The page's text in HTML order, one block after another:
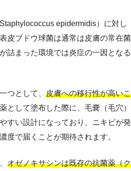
epidermidis）に対し
皮ブドウ球菌は通常は皮膚の常在菌
詰まった環境では炎症の一因となる
つとして、 皮膚への移行性が高いこ
として塗布した際に、毛嚢（毛穴）
すい設計になっており、ニキビが発
度で届くことが期待されます。
オゼノキサシンは既存の抗菌薬（ク